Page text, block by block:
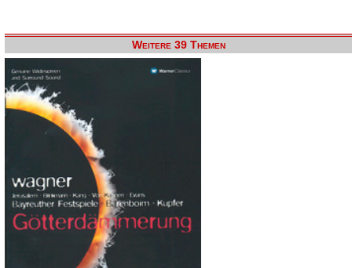
Weitere 39 Themen